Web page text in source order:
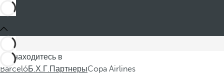
Вы находитесь в
BarcelóБ.Х.Г.ПартнерыCopa Airlines